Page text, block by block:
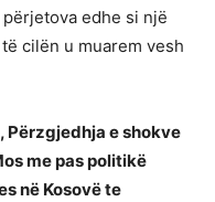
edhe si një
cilën u muarem vesh
Përzgjedhja e shokve
me pas politikë
në Kosovë te